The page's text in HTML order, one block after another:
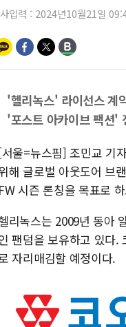
입력 : 2024년10월21일
'헬리녹스' 라이선스 계
'포스트 아카이브 팩션'
울=뉴스핌] 조민교 기
해 글로벌 아웃도어 브
FW 시즌 론칭을 목표로
리녹스는 2009년 동아
팬덤을 보유하고 있다.
자리매김할 예정이다.